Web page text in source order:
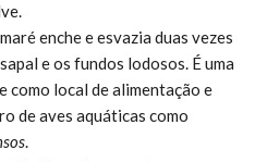
enche e esvazia duas vezes
e os fundos lodosos. É uma
como local de alimentação e
de aves aquáticas como
.